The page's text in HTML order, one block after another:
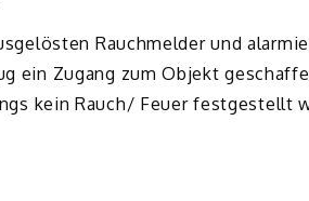
Rauchmelder und
ein Zugang zum Objekt
kein Rauch/ Feuer festgestellt